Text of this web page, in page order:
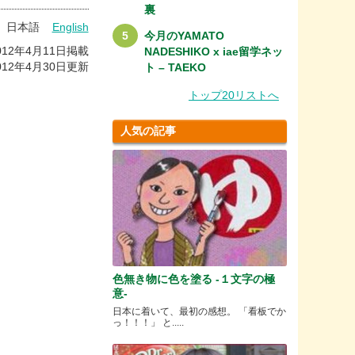
日本語 English
年4月11日掲載
年4月30日更新
裏
今月のYAMATO
NADESHIKO x iae留学ネッ
ト – TAEKO
トップ20リストへ
人気の記事
色無き物に色を塗る -１文字の極
意-
日本に着いて、最初の感想。 「看板でか
っ！！！」 と.....